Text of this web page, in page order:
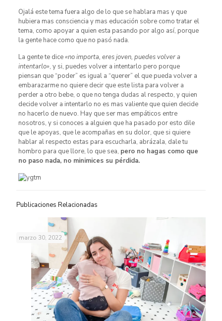
Ojalá este tema fuera algo de lo que se hablara mas y que
hubiera mas consciencia y mas educación sobre como tratar el
tema, como apoyar a quien esta pasando por algo así, porque
la gente hace como que no pasó nada.
La gente te dice«no importa, eres joven, puedes volver a
intentarlo», y si, puedes volver a intentarlo pero porque
piensan que “poder” es igual a “querer” el que pueda volver a
embarazarme no quiere decir que este lista para volver a
perder a otro bebe, o que no tenga dudas al respecto, y quien
decide volver a intentarlo no es mas valiente que quien decide
no hacerlo de nuevo. Hay que ser mas empáticos entre
nosotros, y si conoces a alguien que ha pasado por esto dile
que le apoyas, que le acompañas en su dolor, que si quiere
hablar al respecto estas para escucharla, abrázala, dale tu
hombro para que llore, lo que sea, pero no hagas como que
no paso nada, no minimices su pérdida.
Publicaciones Relacionadas
marzo 30, 2022